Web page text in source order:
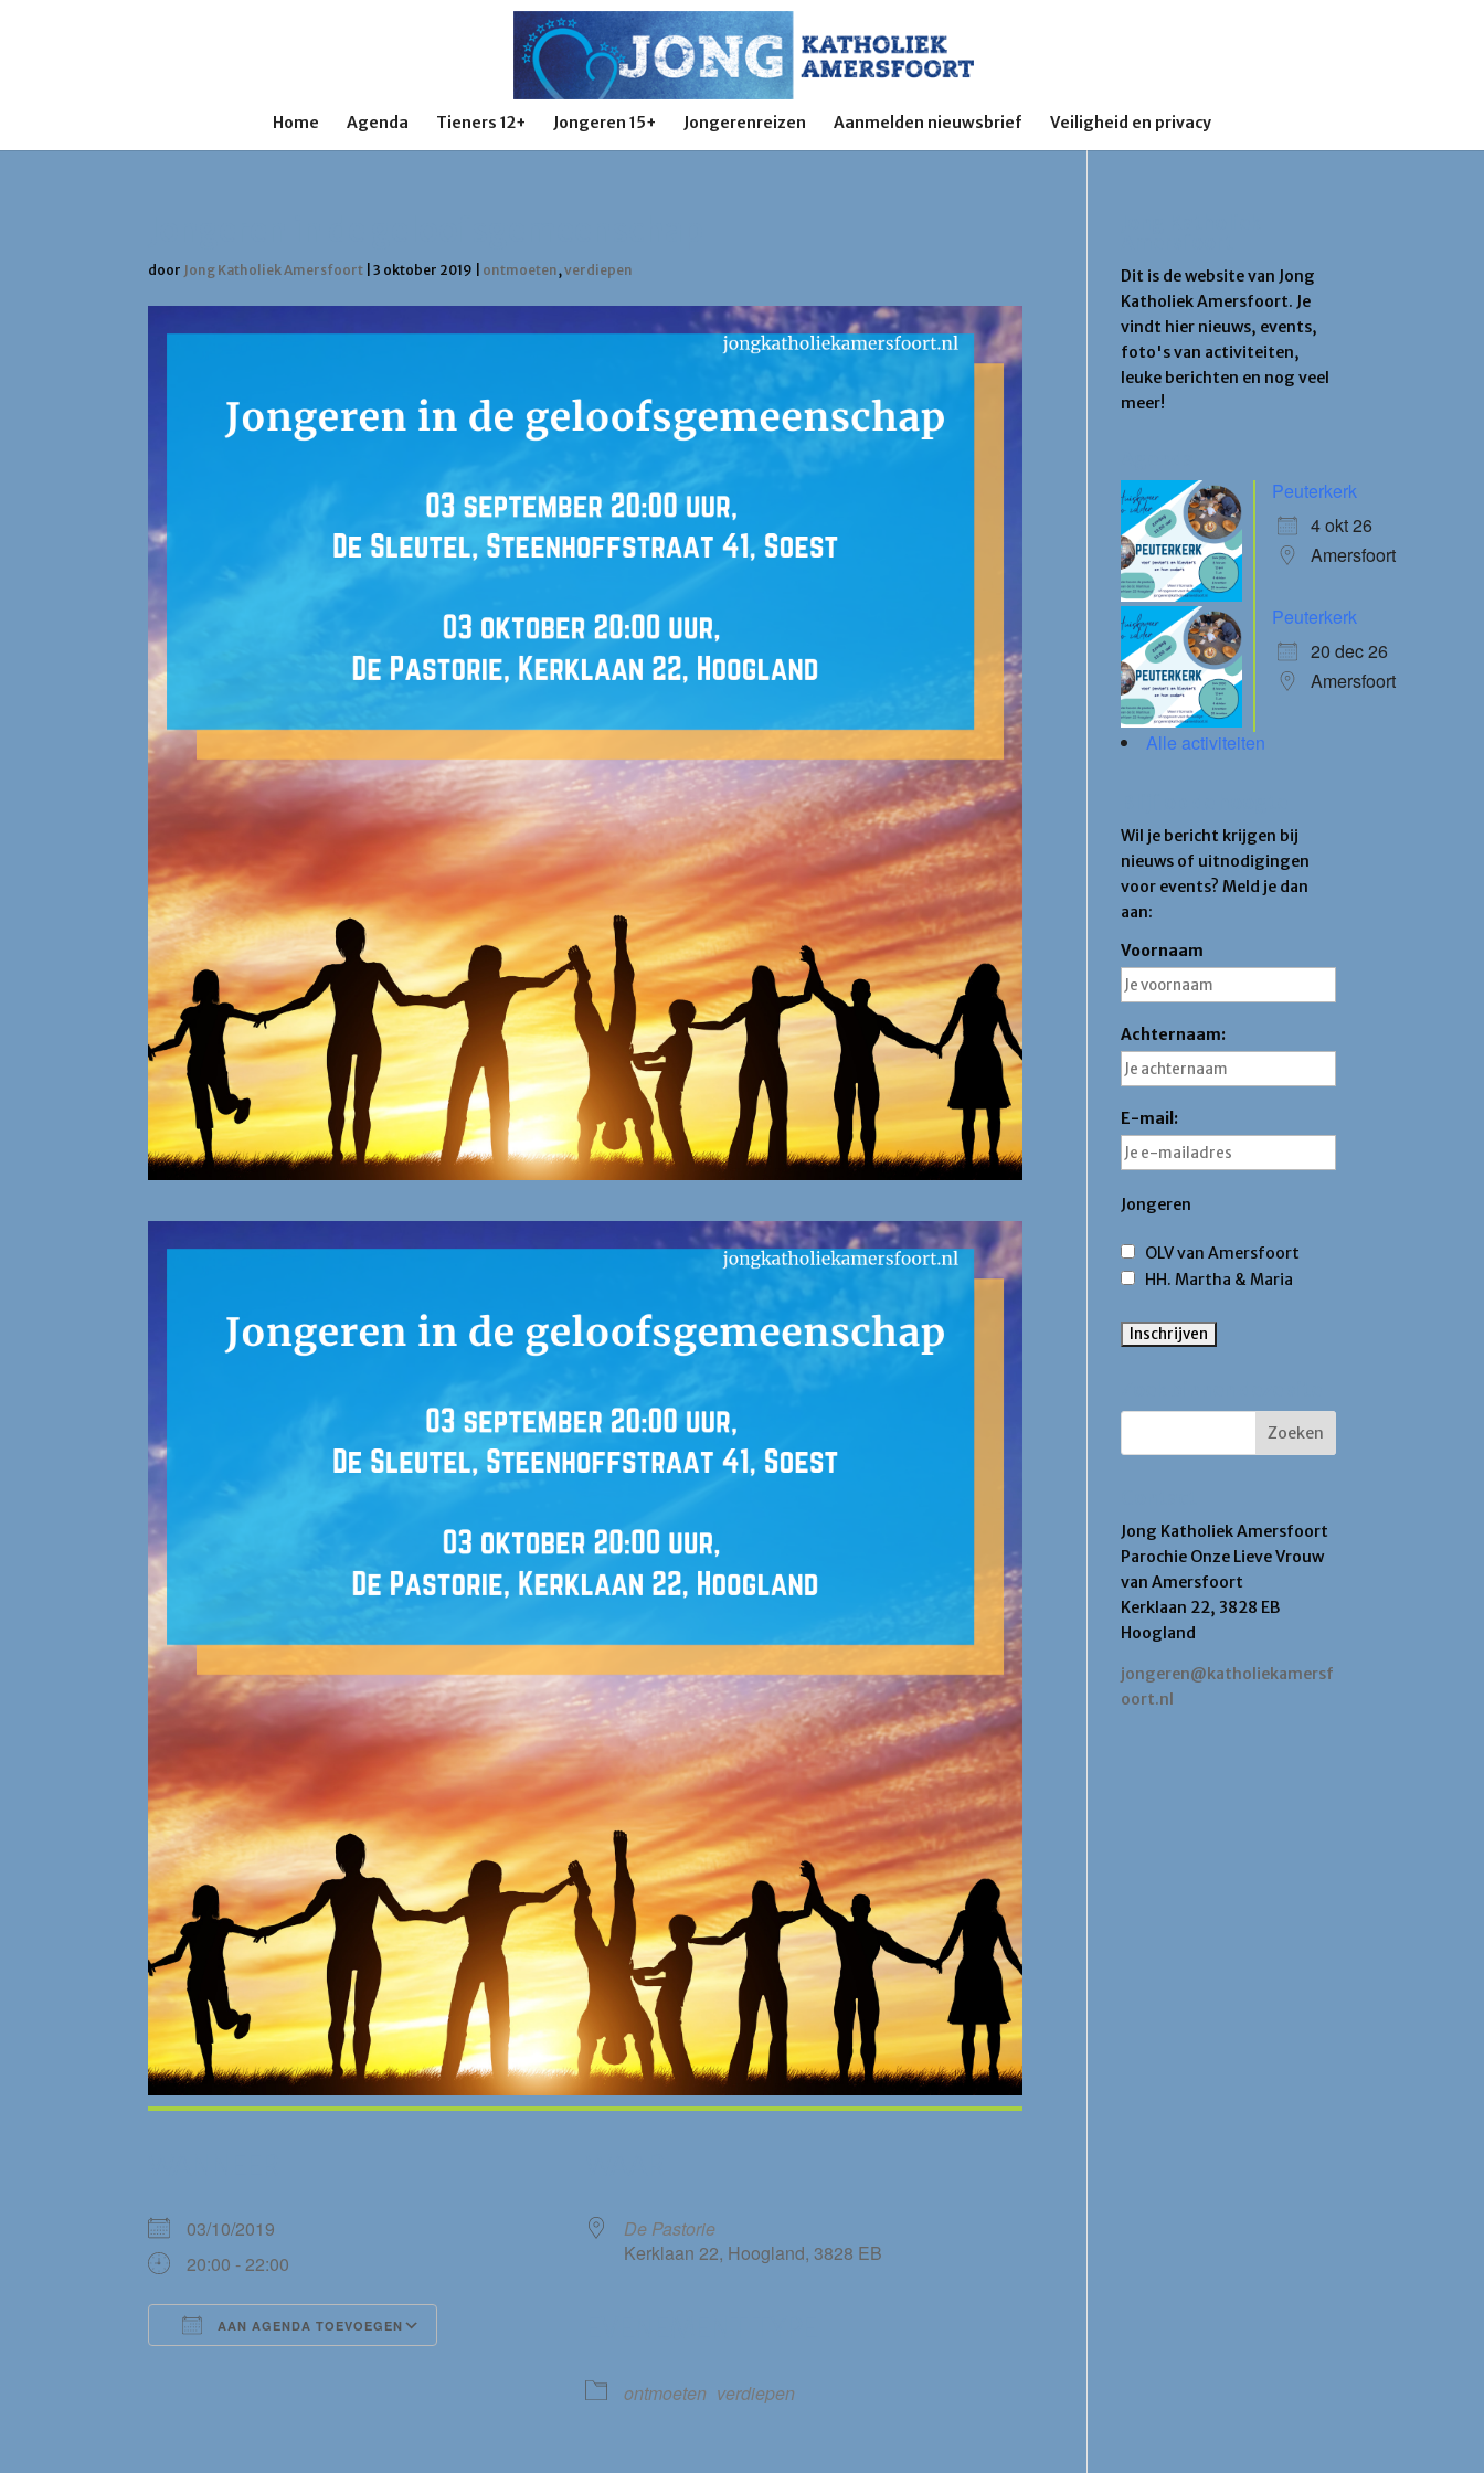
Home Agenda Tieners 12+ Jongeren 15+ Jongerenreizen Aanmelden nieuwsbrief Veiligheid en privacy
door Jong Katholiek Amersfoort |3 oktober 2019 ontmoeten,verdiepen
03/10/2019
20:00 - 22:00
AAN AGENDA TOEVOEGEN
De Pastorie
Kerklaan 22, Hoogland, 3828 EB
ontmoeten verdiepen
Dit is de website van Jong
Katholiek Amersfoort. Je
vindt hier nieuws, events,
foto's van activiteiten,
leuke berichten en nog veel
meer!
Peuterkerk
4 okt 26
Amersfoort
Peuterkerk
20 dec 26
Amersfoort
Alle activiteiten
Wil je bericht krijgen bij
nieuws of uitnodigingen
voor events? Meld je dan
aan:
Voornaam
Achternaam:
E-mail:
Jongeren
OLV van Amersfoort
HH. Martha & Maria
Jong Katholiek Amersfoort
Parochie Onze Lieve Vrouw
van Amersfoort
Kerklaan 22, 3828 EB
Hoogland
jongeren@katholiekamersf
oort.nl